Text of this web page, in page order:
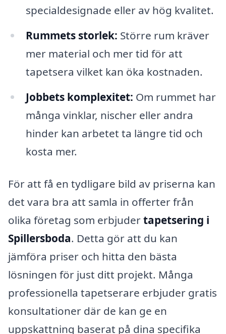
specialdesignade eller av hög kvalitet.
Rummets storlek: Större rum kräver
mer material och mer tid för att
tapetsera vilket kan öka kostnaden.
Jobbets komplexitet: Om rummet har
många vinklar, nischer eller andra
hinder kan arbetet ta längre tid och
kosta mer.
För att få en tydligare bild av priserna kan
det vara bra att samla in offerter från
olika företag som erbjudertapetsering i
Spillersboda. Detta gör att du kan
jämföra priser och hitta den bästa
lösningen för just ditt projekt. Många
professionella tapetserare erbjuder gratis
konsultationer där de kan ge en
uppskattning baserat på dina specifika